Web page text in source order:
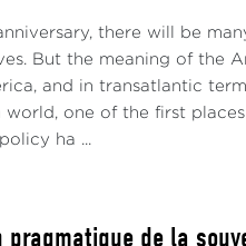
there will be
But the meaning of the
and in transatlantic
one of the first
ha ...
pragmatique de la